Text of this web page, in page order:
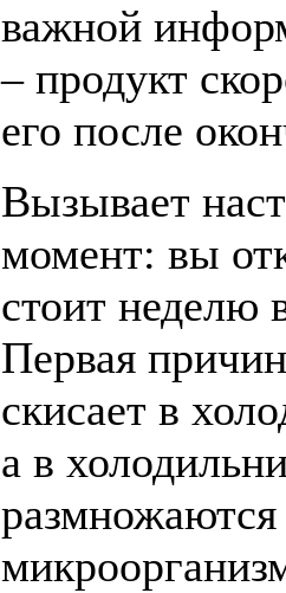
важной
– продукт
его после
Вызывает
момент: вы
стоит неделю
Первая
скисает в
а в